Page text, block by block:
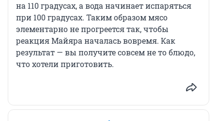
на 110 градусах, а вода начинает испаряться
при 100 градусах. Таким образом мясо
элементарно не прогреется так, чтобы
реакция Майяра началась вовремя. Как
результат — вы получите совсем не то блюдо,
что хотели приготовить.